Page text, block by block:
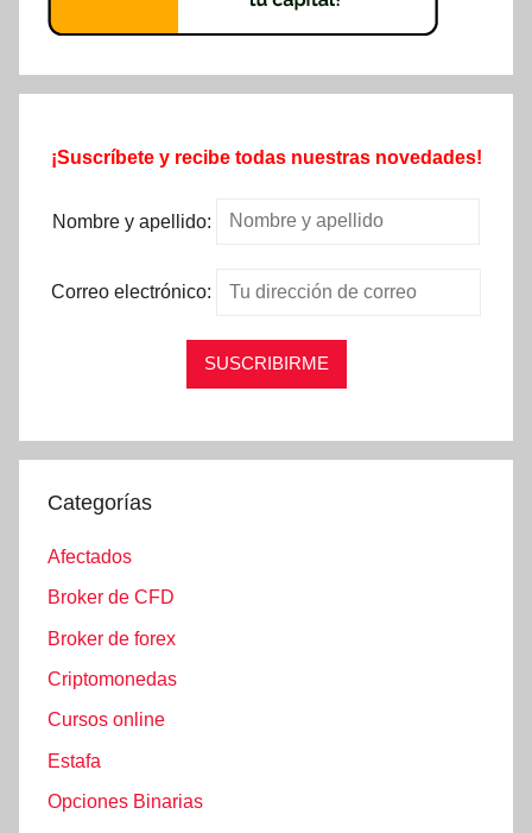
¡Suscríbete y recibe todas nuestras novedades!
Nombre y apellido:
Correo electrónico:
Categorías
Afectados
Broker de CFD
Broker de forex
Criptomonedas
Cursos online
Estafa
Opciones Binarias